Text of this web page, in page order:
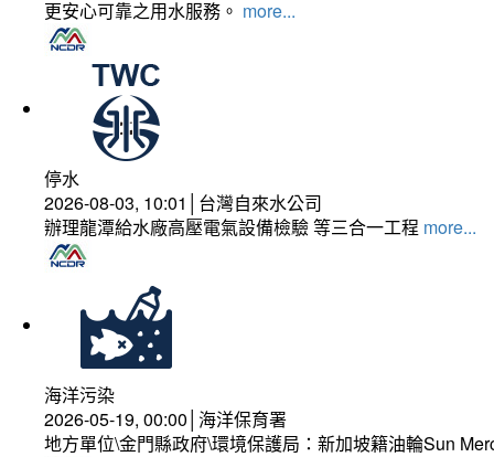
更安心可靠之用水服務。 more...
停水
2026-08-03, 10:01│台灣自來水公司
辦理龍潭給水廠高壓電氣設備檢驗 等三合一工程 more...
海洋污染
2026-05-19, 00:00│海洋保育署
地方單位\金門縣政府\環境保護局：新加坡籍油輪Sun